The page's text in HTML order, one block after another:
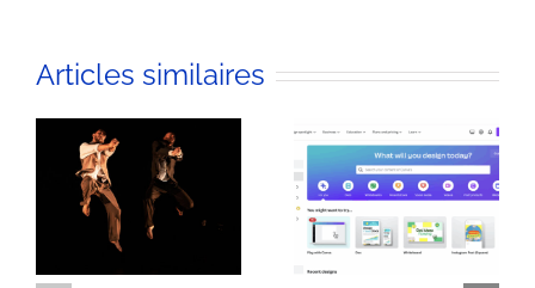
Articles similaires